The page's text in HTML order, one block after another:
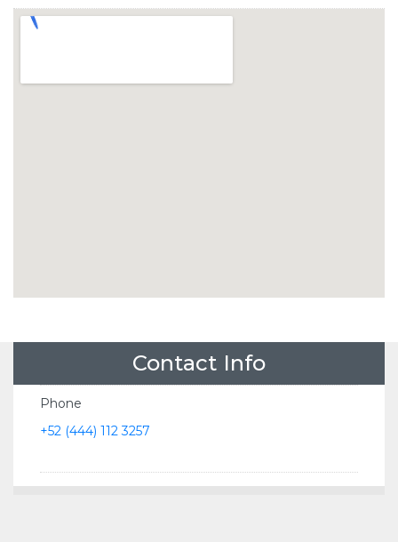
Contact Info
Phone
+52 (444) 112 3257